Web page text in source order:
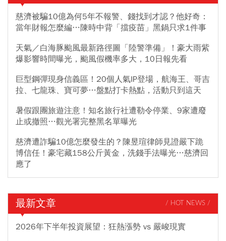
慈濟被騙10億為何5年不報警、錢找到才認？他好奇：
當年財報怎麼編…陳時中背「擋疫苗」黑鍋只求1件事
天氣／白海豚颱風最新路徑圖「陸警準備」！豪大雨紫
爆影響時間曝光，颱風假機率多大，10日報先看
巨型鋼彈現身信義區！20個人氣IP登場，航海王、哥吉
拉、七龍珠、寶可夢…盤點打卡熱點，活動只到這天
暑假跟團旅遊注意！知名旅行社遭勒令停業、9家遭廢
止或撤照…觀光署完整黑名單曝光
慈濟遭詐騙10億怎麼發生的？陳昱瑄律師見證嚴下跪
博信任！豪宅藏158公斤黃金，洗錢手法曝光…慈濟回
應了
最新文章 / HOT NEWS /
2026年下半年投資展望：狂熱漲勢 vs 嚴峻現實